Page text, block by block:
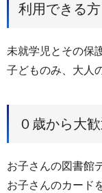
利用できる方
未就学児とその保
子どものみ、大人
０歳から大
お子さんの図書館
お子さんのカード